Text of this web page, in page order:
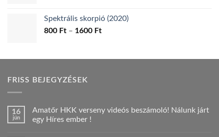
1400 Ft
Spektrális skorpió (2020)
800 Ft – 1600 FtÁrtartomány:
1600 Ft
FRISS BEJEGYZÉSEK
16
jún
Amatőr HKK verseny videós beszámoló! Nálunk járt
egy Híres ember !